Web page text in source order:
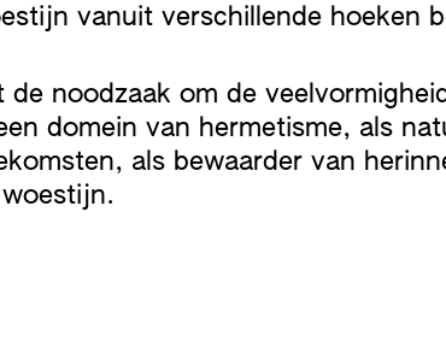
vanuit verschillende hoeken
de noodzaak om de
domein van hermetisme, als
als bewaarder van